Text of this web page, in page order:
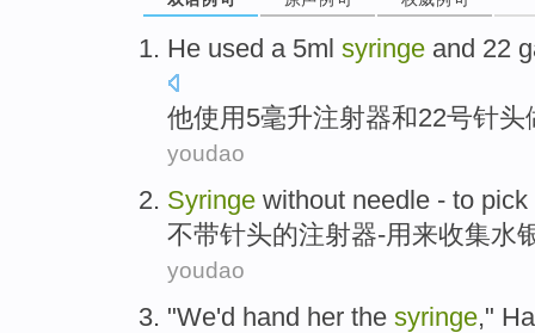
He used a 5ml syringe and 22
他使用 5毫升注射器和22号针头
youdao
Syringe without needle - to pick
不带针头的注射器-用来收集水
youdao
"We'd hand her the syringe,"